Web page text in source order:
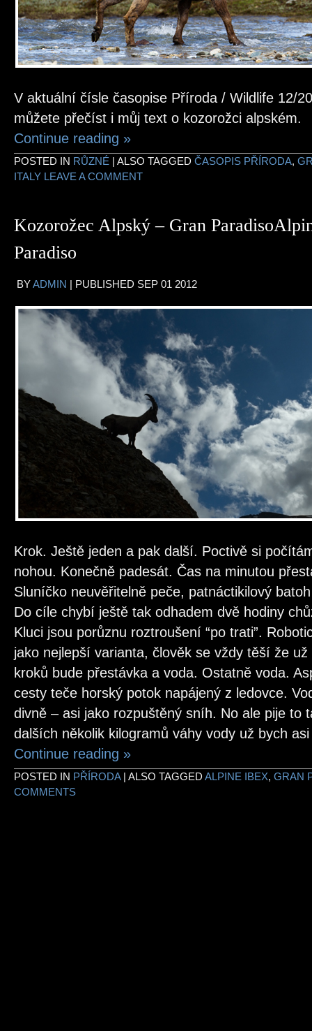
V aktuální čísle časopise Příroda / Wildlife 12/
můžete přečíst i můj text o kozorožci alpském.
Continue reading »
POSTED IN RŮZNÉ | ALSO TAGGED ČASOPIS PŘÍRODA,
ITALY LEAVE A COMMENT
Kozorožec Alpský – Gran Paradiso
Paradiso
BYADMIN | PUBLISHED SEP 01 2012
Krok. Ještě jeden a pak další. Poctivě si
nohou. Konečně padesát. Čas na minutou
Sluníčko neuvěřitelně peče, patnáctikilový
Do cíle chybí ještě tak odhadem dvě hodiny
Kluci jsou porůznu roztroušení “po trati”.
jako nejlepší varianta, člověk se vždy těší že
kroků bude přestávka a voda. Ostatně voda.
cesty teče horský potok napájený z ledovce.
divně – asi jako rozpuštěný sníh. No ale pije to
dalších několik kilogramů váhy vody už bych
Continue reading »
POSTED IN PŘÍRODA | ALSO TAGGED ALPINE IBEX, GRAN
COMMENTS